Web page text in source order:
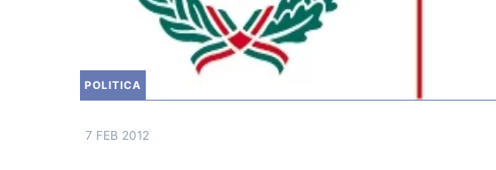
POLITICA
7 FEB 2012